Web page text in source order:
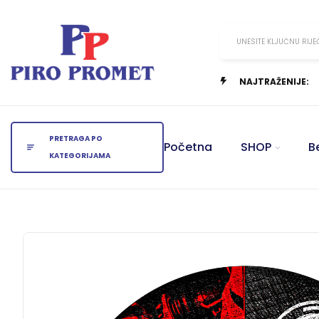
UNESITE KLJUČNU
NAJTRAŽENIJE:
PRETRAGA PO
KATEGORIJAMA
Početna SHOP